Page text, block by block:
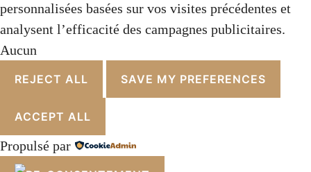
personnalisées basées sur vos visites précédentes et
analysent l’efficacité des campagnes publicitaires.
Aucun
REJECT ALL SAVE MY PREFERENCES
ACCEPT ALL
Propulsé par